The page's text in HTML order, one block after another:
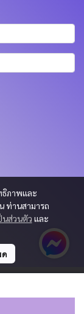
ธิภาพและ
ท่านสามารถ
นส่วนตัว และ
PART & TRADING